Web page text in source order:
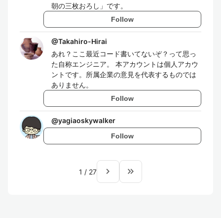
朝の三枚おろし」です。
Follow
@Takahiro-Hirai
あれ？ここ最近コード書いてないぞ？って思っ
た自称エンジニア。 本アカウントは個人アカウ
ントです。所属企業の意見を代表するものでは
ありません。
Follow
@yagiaoskywalker
Follow
1 / 27 navigate_next keyboard_double_arrow_right